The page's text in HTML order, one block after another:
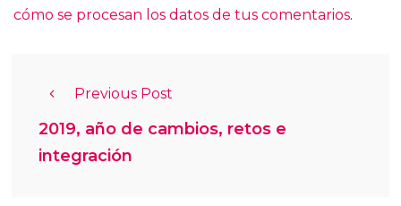
cómo se procesan los datos de tus comentarios.
Previous Post
2019, año de cambios, retos e
integración